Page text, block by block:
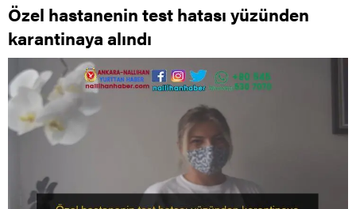
Özel hastanenin test hatası yüzünden
karantinaya alındı